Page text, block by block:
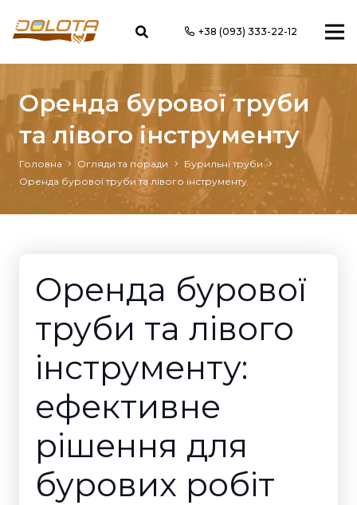
+38 (093) 333-22-12
Оренда бурової труби
та лівого інструменту
Головна Огляди та поради
Бурильні труби
Оренда бурової труби та лівого інструменту
Оренда бурової
труби та лівого
інструменту:
ефективне
рішення для
бурових робіт